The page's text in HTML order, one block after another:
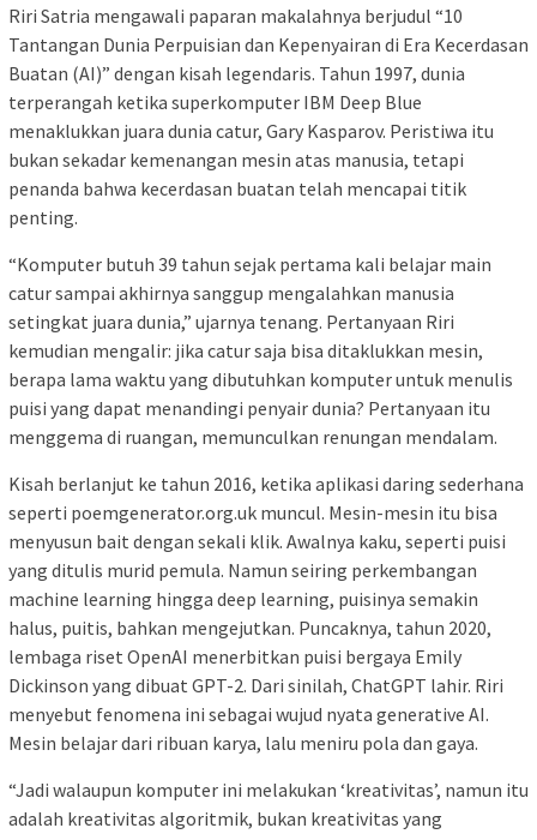
Riri Satria mengawali paparan makalahnya berjudul “10
Tantangan Dunia Perpuisian dan Kepenyairan di Era Kecerdasan
Buatan (AI)” dengan kisah legendaris. Tahun 1997, dunia
terperangah ketika superkomputer IBM Deep Blue
menaklukkan juara dunia catur, Gary Kasparov. Peristiwa itu
bukan sekadar kemenangan mesin atas manusia, tetapi
penanda bahwa kecerdasan buatan telah mencapai titik
penting.
“Komputer butuh 39 tahun sejak pertama kali belajar main
catur sampai akhirnya sanggup mengalahkan manusia
setingkat juara dunia,” ujarnya tenang. Pertanyaan Riri
kemudian mengalir: jika catur saja bisa ditaklukkan mesin,
berapa lama waktu yang dibutuhkan komputer untuk menulis
puisi yang dapat menandingi penyair dunia? Pertanyaan itu
menggema di ruangan, memunculkan renungan mendalam.
Kisah berlanjut ke tahun 2016, ketika aplikasi daring sederhana
seperti poemgenerator.org.uk muncul. Mesin-mesin itu bisa
menyusun bait dengan sekali klik. Awalnya kaku, seperti puisi
yang ditulis murid pemula. Namun seiring perkembangan
machine learning hingga deep learning, puisinya semakin
halus, puitis, bahkan mengejutkan. Puncaknya, tahun 2020,
lembaga riset OpenAI menerbitkan puisi bergaya Emily
Dickinson yang dibuat GPT-2. Dari sinilah, ChatGPT lahir. Riri
menyebut fenomena ini sebagai wujud nyata generative AI.
Mesin belajar dari ribuan karya, lalu meniru pola dan gaya.
“Jadi walaupun komputer ini melakukan ‘kreativitas’, namun itu
adalah kreativitas algoritmik, bukan kreativitas yang